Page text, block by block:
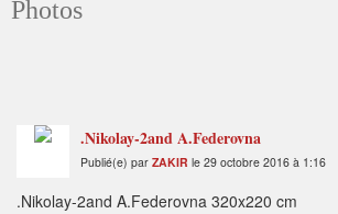
Photos
.Nikolay-2and A.Federovna
Publié(e) par ZAKIR le 29 octobre 2016 à 1:16
.Nikolay-2and A.Federovna 320x220 cm